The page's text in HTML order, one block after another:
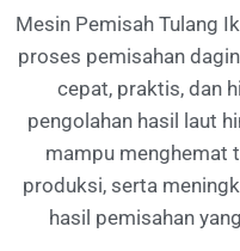
Mesin Pemisah Tulang
proses pemisahan
cepat, praktis, dan
pengolahan hasil laut
mampu menghemat
produksi, serta
hasil pemisahan